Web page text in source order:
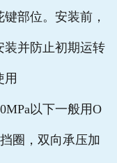
荣誉资质
联系方式
部位。安装前，
装并防止初期运转
用
以下一般用O
圈，双向承压加